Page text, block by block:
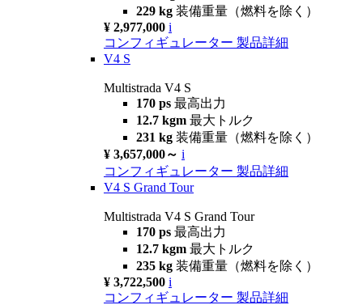
229 kg 装備重量（燃料を除く）
¥ 2,977,000 i
コンフィギュレーター 製品詳細
V4 S
Multistrada V4 S
170 ps 最高出力
12.7 kgm 最大トルク
231 kg 装備重量（燃料を除く）
¥ 3,657,000～ i
コンフィギュレーター 製品詳細
V4 S Grand Tour
Multistrada V4 S Grand Tour
170 ps 最高出力
12.7 kgm 最大トルク
235 kg 装備重量（燃料を除く）
¥ 3,722,500 i
コンフィギュレーター 製品詳細